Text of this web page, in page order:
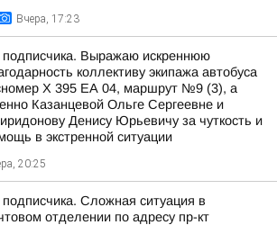
Вчера, 17:23
Выражаю искреннюю
коллективу экипажа автобуса
X 395 ЕА 04, маршрут №9 (3), а
Казанцевой Ольге Сергеевне и
Денису Юрьевичу за чуткость и
в экстренной ситуации
20:25
Сложная ситуация в
отделении по адресу пр-кт